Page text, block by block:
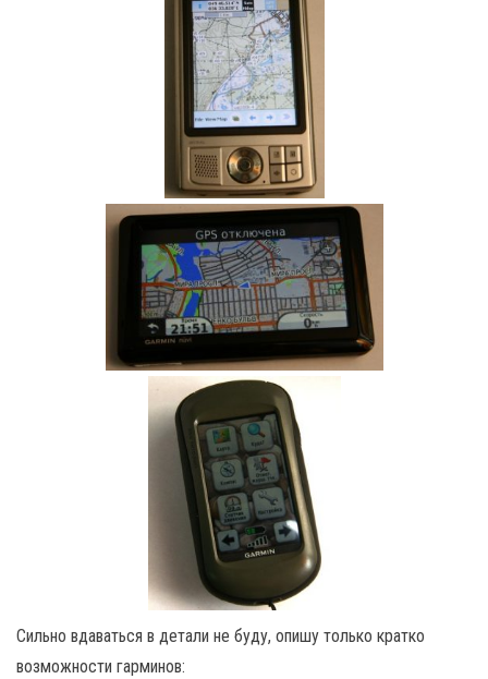
Сильно вдаваться в детали не буду, опишу только кратко
возможности гарминов: